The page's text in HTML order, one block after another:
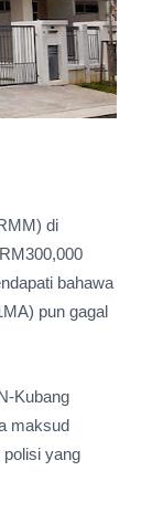
di
bahawa
pun gagal
Kubang
maksud
yang